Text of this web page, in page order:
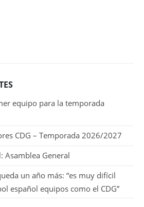
equipo para la temporada
CDG – Temporada 2026/2027
Asamblea General
un año más: “es muy difícil
español equipos como el CDG”